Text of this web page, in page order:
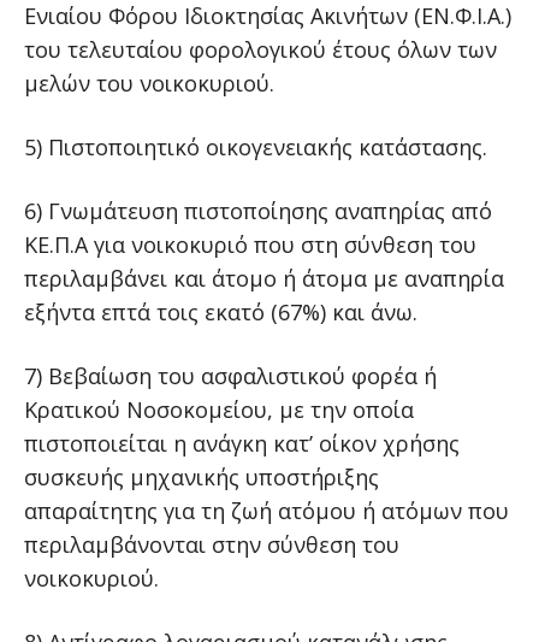
Ενιαίου Φόρου Ιδιοκτησίας Ακινήτων (ΕΝ.Φ.I.A.)
του τελευταίου φορολογικού έτους όλων των
μελών του νοικοκυριού.
5) Πιστοποιητικό οικογενειακής κατάστασης.
6) Γνωμάτευση πιστοποίησης αναπηρίας από
ΚΕ.Π.Α για νοικοκυριό που στη σύνθεση του
περιλαμβάνει και άτομο ή άτομα με αναπηρία
εξήντα επτά τοις εκατό (67%) και άνω.
7) Βεβαίωση του ασφαλιστικού φορέα ή
Κρατικού Νοσοκομείου, με την οποία
πιστοποιείται η ανάγκη κατ’ οίκον χρήσης
συσκευής μηχανικής υποστήριξης
απαραίτητης για τη ζωή ατόμου ή ατόμων που
περιλαμβάνονται στην σύνθεση του
νοικοκυριού.